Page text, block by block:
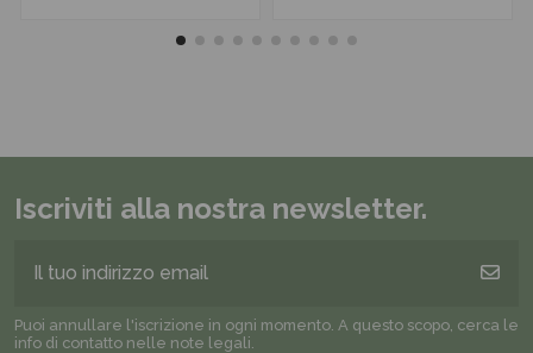
Iscriviti alla nostra newsletter.
Puoi annullare l'iscrizione in ogni momento. A questo scopo, cerca le
info di contatto nelle note legali.